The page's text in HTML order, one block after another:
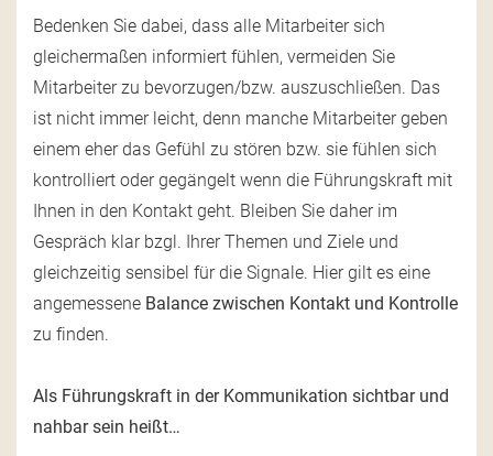
Bedenken Sie dabei, dass alle Mitarbeiter sich
gleichermaßen informiert fühlen, vermeiden Sie
Mitarbeiter zu bevorzugen/bzw. auszuschließen. Das
ist nicht immer leicht, denn manche Mitarbeiter geben
einem eher das Gefühl zu stören bzw. sie fühlen sich
kontrolliert oder gegängelt wenn die Führungskraft mit
Ihnen in den Kontakt geht. Bleiben Sie daher im
Gespräch klar bzgl. Ihrer Themen und Ziele und
gleichzeitig sensibel für die Signale. Hier gilt es eine
angemessene Balance zwischen Kontakt und Kontrolle
zu finden.
Als Führungskraft in der Kommunikation sichtbar und
nahbar sein heißt…